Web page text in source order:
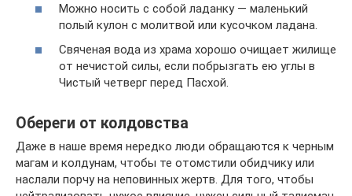
Можно носить с собой ладанку — маленький
полый кулон с молитвой или кусочком ладана.
Свяченая вода из храма хорошо очищает жилище
от нечистой силы, если побрызгать ею углы в
Чистый четверг перед Пасхой.
Обереги от колдовства
Даже в наше время нередко люди обращаются к черным
магам и колдунам, чтобы те отомстили обидчику или
наслали порчу на неповинных жертв. Для того, чтобы